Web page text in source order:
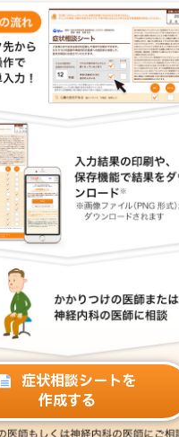
症状相談シートを
作成する